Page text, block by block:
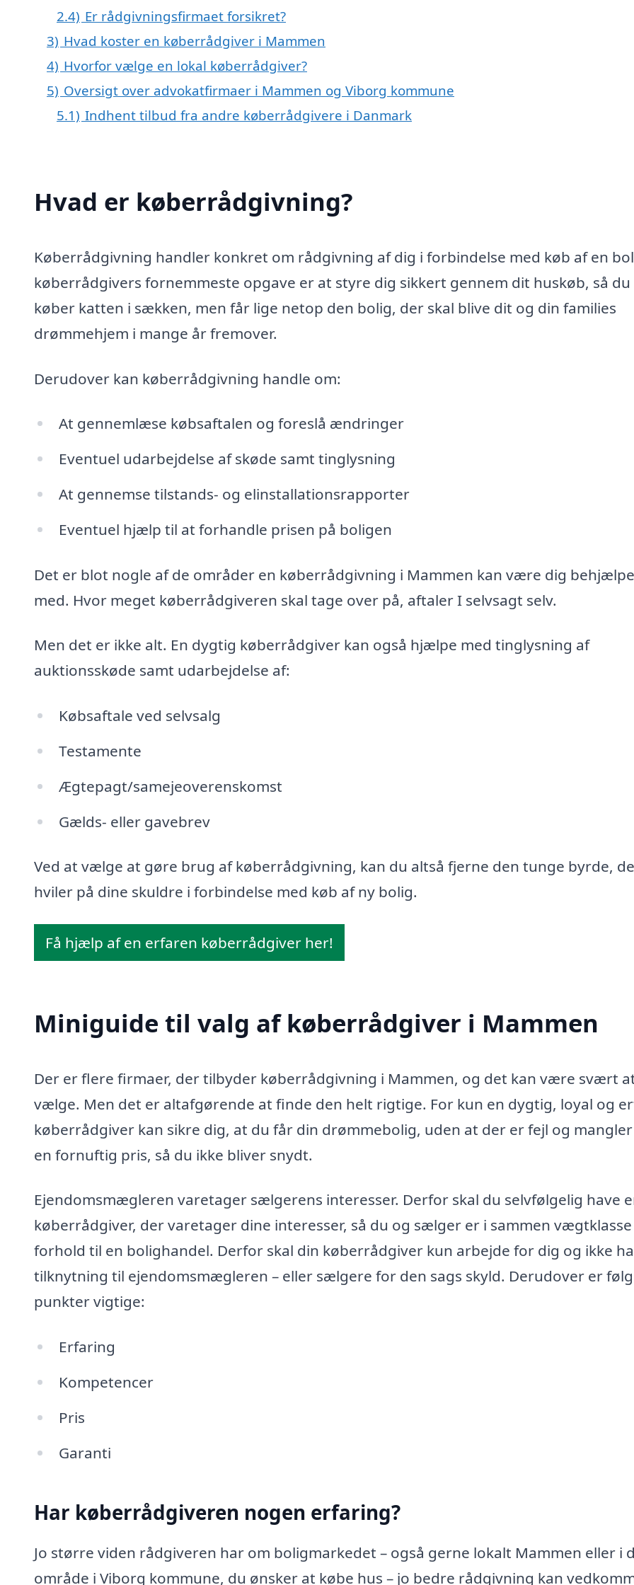
2.4) Er rådgivningsfirmaet forsikret?
3) Hvad koster en køberrådgiver i Mammen
4) Hvorfor vælge en lokal køberrådgiver?
5) Oversigt over advokatfirmaer i Mammen og Viborg kommune
5.1) Indhent tilbud fra andre køberrådgivere i Danmark
Hvad er køberrådgivning?
Køberrådgivning handler konkret om rådgivning af dig i forbindelse med køb af en
køberrådgivers fornemmeste opgave er at styre dig sikkert gennem dit huskøb, så du
køber katten i sækken, men får lige netop den bolig, der skal blive dit og din families
drømmehjem i mange år fremover.
Derudover kan køberrådgivning handle om:
At gennemlæse købsaftalen og foreslå ændringer
Eventuel udarbejdelse af skøde samt tinglysning
At gennemse tilstands- og elinstallationsrapporter
Eventuel hjælp til at forhandle prisen på boligen
Det er blot nogle af de områder en køberrådgivning i Mammen kan være dig
med. Hvor meget køberrådgiveren skal tage over på, aftaler I selvsagt selv.
Men det er ikke alt. En dygtig køberrådgiver kan også hjælpe med tinglysning af
auktionsskøde samt udarbejdelse af:
Købsaftale ved selvsalg
Testamente
Ægtepagt/samejeoverenskomst
Gælds- eller gavebrev
Ved at vælge at gøre brug af køberrådgivning, kan du altså fjerne den tunge byrde,
hviler på dine skuldre i forbindelse med køb af ny bolig.
Få hjælp af en erfaren køberrådgiver her!
Miniguide til valg af køberrådgiver i Mammen
Der er flere firmaer, der tilbyder køberrådgivning i Mammen, og det kan være svært
vælge. Men det er altafgørende at finde den helt rigtige. For kun en dygtig, loyal og
køberrådgiver kan sikre dig, at du får din drømmebolig, uden at der er fejl og
en fornuftig pris, så du ikke bliver snydt.
Ejendomsmægleren varetager sælgerens interesser. Derfor skal du selvfølgelig have
køberrådgiver, der varetager dine interesser, så du og sælger er i sammen
forhold til en bolighandel. Derfor skal din køberrådgiver kun arbejde for dig og ikke
tilknytning til ejendomsmægleren – eller sælgere for den sags skyld. Derudover er
punkter vigtige:
Erfaring
Kompetencer
Pris
Garanti
Har køberrådgiveren nogen erfaring?
Jo større viden rådgiveren har om boligmarkedet – også gerne lokalt Mammen eller i
område i Viborg kommune, du ønsker at købe hus – jo bedre rådgivning kan